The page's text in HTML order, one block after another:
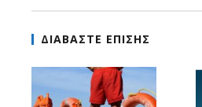
ΔΙΑΒΑΣΤΕ ΕΠΙΣΗΣ